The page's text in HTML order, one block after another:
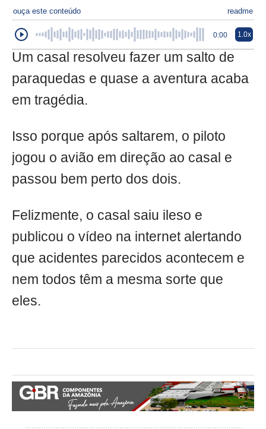
ouça este conteúdo readme
0:00 1.0x
Um casal resolveu fazer um salto de
paraquedas e quase a aventura acaba
em tragédia.
Isso porque após saltarem, o piloto
jogou o avião em direção ao casal e
passou bem perto dos dois.
Felizmente, o casal saiu ileso e
publicou o vídeo na internet alertando
que acidentes parecidos acontecem e
nem todos têm a mesma sorte que
eles.